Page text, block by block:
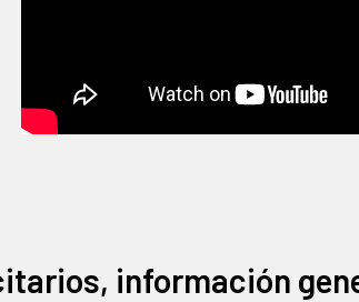
información